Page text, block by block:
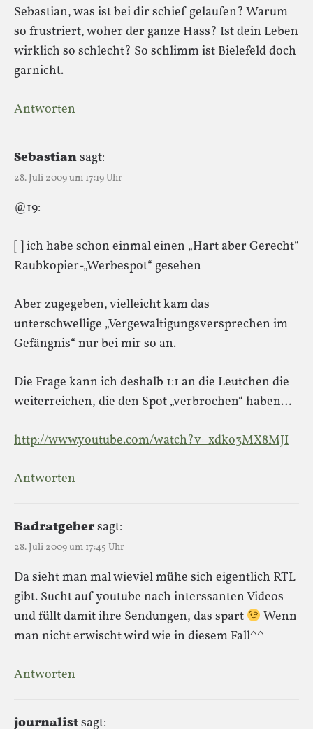
Sebastian, was ist bei dir schief gelaufen? Warum
so frustriert, woher der ganze Hass? Ist dein Leben
wirklich so schlecht? So schlimm ist Bielefeld doch
garnicht.
Antworten
Sebastiansagt:
28. Juli 2009 um 17:19 Uhr
@19:
[ ] ich habe schon einmal einen „Hart aber Gerecht“
Raubkopier-„Werbespot“ gesehen
Aber zugegeben, vielleicht kam das
unterschwellige „Vergewaltigungsversprechen im
Gefängnis“ nur bei mir so an.
Die Frage kann ich deshalb 1:1 an die Leutchen die
weiterreichen, die den Spot „verbrochen“ haben…
http://www.youtube.com/watch?v=xdko3MX8MJI
Antworten
Badratgebersagt:
28. Juli 2009 um 17:45 Uhr
Da sieht man mal wieviel mühe sich eigentlich RTL
gibt. Sucht auf youtube nach interssanten Videos
und füllt damit ihre Sendungen, das spart
Wenn
man nicht erwischt wird wie in diesem Fall^^
Antworten
journalistsagt: